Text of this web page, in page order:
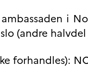
i
(andre
forhandles):